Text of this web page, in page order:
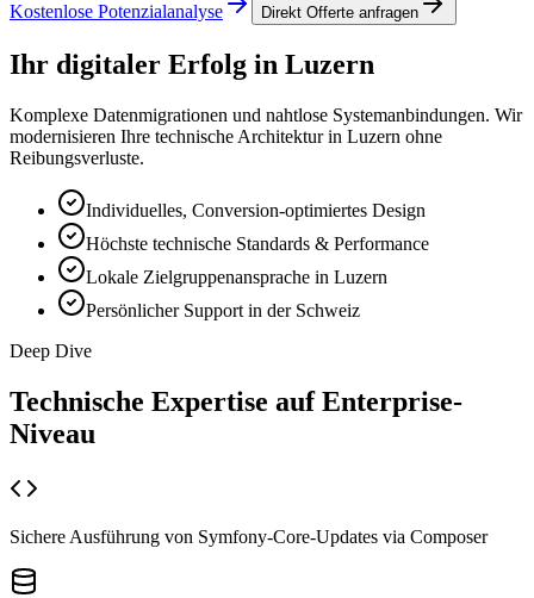
Kostenlose Potenzialanalyse Direkt Offerte anfragen
Ihr digitaler Erfolg in Luzern
Komplexe Datenmigrationen und nahtlose Systemanbindungen. Wir
modernisieren Ihre technische Architektur in Luzern ohne
Reibungsverluste.
Individuelles, Conversion-optimiertes Design
Höchste technische Standards & Performance
Lokale Zielgruppenansprache in Luzern
Persönlicher Support in der Schweiz
Deep Dive
Technische Expertise auf Enterprise-
Niveau
Sichere Ausführung von Symfony-Core-Updates via Composer